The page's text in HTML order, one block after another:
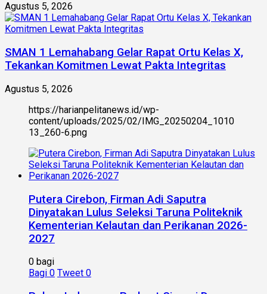
Agustus 5, 2026
SMAN 1 Lemahabang Gelar Rapat Ortu Kelas X,
Tekankan Komitmen Lewat Pakta Integritas
Agustus 5, 2026
https://harianpelitanews.id/wp-
content/uploads/2025/02/IMG_20250204_1010
13_260-6.png
Putera Cirebon, Firman Adi Saputra
Dinyatakan Lulus Seleksi Taruna Politeknik
Kementerian Kelautan dan Perikanan 2026-
2027
0 bagi
Bagi 0 Tweet 0